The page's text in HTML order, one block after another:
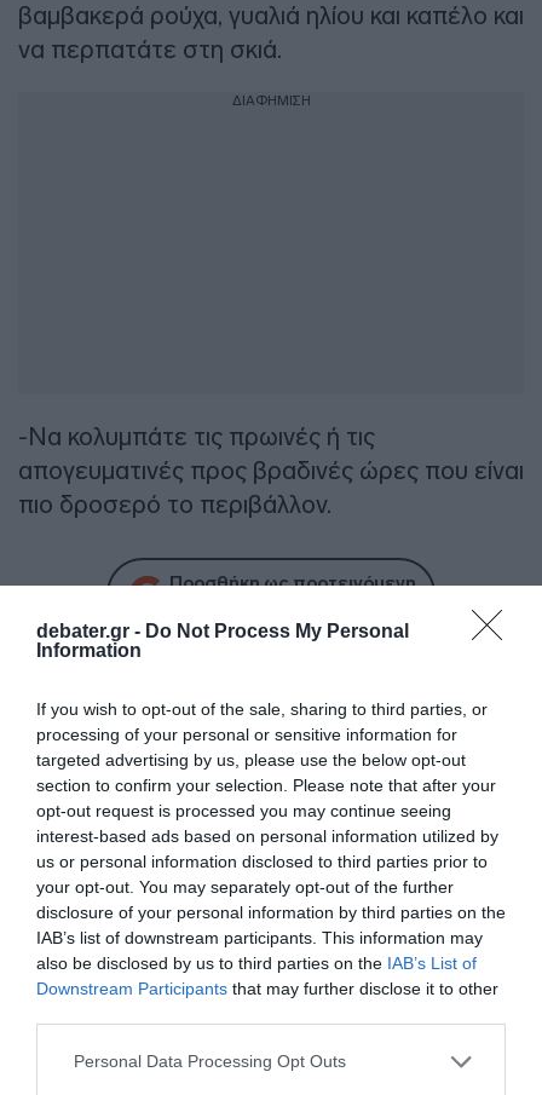
debater.gr - Do Not Process My Personal
Information
If you wish to opt-out of the sale, sharing to third parties, or
processing of your personal or sensitive information for
targeted advertising by us, please use the below opt-out
section to confirm your selection. Please note that after your
opt-out request is processed you may continue seeing
interest-based ads based on personal information utilized by
us or personal information disclosed to third parties prior to
your opt-out. You may separately opt-out of the further
disclosure of your personal information by third parties on the
IAB’s list of downstream participants. This information may
also be disclosed by us to third parties on the IAB’s List of
Downstream Participants that may further disclose it to other
Please note that this website/app uses one or more Google
Personal Data Processing Opt Outs
βαμβακερά ρούχα, γυαλιά ηλίου και καπέλο και
να περπατάτε στη σκιά.
ΔΙΑΦΗΜΙΣΗ
-Να κολυμπάτε τις πρωινές ή τις
απογευματινές προς βραδινές ώρες που είναι
πιο δροσερό το περιβάλλον.
Προσθήκη ως προτεινόμενη
Ειδήσεις σήμερα
Δείτε τις προσπάθειες χελώνας να
γεννήσει σε παραλία της Ρόδου – Η
προειδοποίηση των κατοίκων (βίντεο)
Τροχαίο στον Κηφισό – Καθυστερήσεις
στο ρεύμα προς Πειραιά
Μητσοτάκης: “Η ενίσχυση της
παραγωγικής βάσης στρατηγική
προτεραιότητα για μία πιο ανταγωνιστική,
οικονομία”